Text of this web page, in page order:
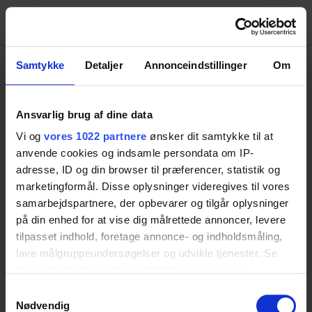
Samtykke Detaljer Annonceindstillinger Om
Ansvarlig brug af dine data
Vi og vores 1022 partnere ønsker dit samtykke til at
anvende cookies og indsamle persondata om IP-
adresse, ID og din browser til præferencer, statistik og
marketingformål. Disse oplysninger videregives til vores
samarbejdspartnere, der opbevarer og tilgår oplysninger
på din enhed for at vise dig målrettede annoncer, levere
tilpasset indhold, foretage annonce- og indholdsmåling,
lave målgruppeundersøgelser og udvikle tjenester. Se
tilbage eller ændre indstillinger fra vores
Nødvendig
Menu
Ringstedgade 221
VAT NO: 20461934
Phone: +45 55 75 05 00
DK-4700 Naestved
Categories
Bathroom
Kitchen
Nursing tables